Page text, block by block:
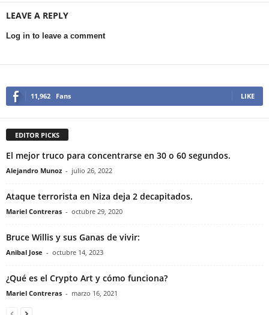
LEAVE A REPLY
Log in to leave a comment
11,962 Fans LIKE
EDITOR PICKS
El mejor truco para concentrarse en 30 o 60 segundos.
Alejandro Munoz - julio 26, 2022
Ataque terrorista en Niza deja 2 decapitados.
Mariel Contreras - octubre 29, 2020
Bruce Willis y sus Ganas de vivir:
Anibal Jose - octubre 14, 2023
¿Qué es el Crypto Art y cómo funciona?
Mariel Contreras - marzo 16, 2021